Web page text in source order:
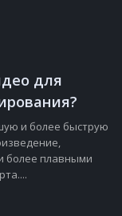
для
и более быструю
более плавными